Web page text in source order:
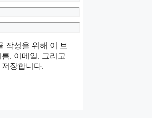
작성을 위해 이 브
, 이메일, 그리고
장합니다.